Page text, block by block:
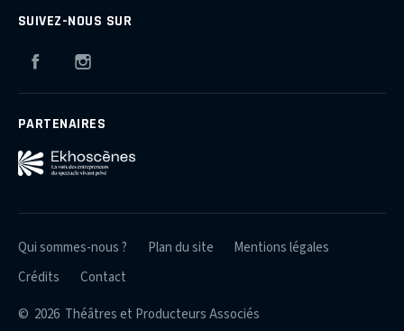
SUIVEZ-NOUS SUR
Facebook
PARTENAIRES
© 2026 Théâtres et Producteurs Associés
Qui sommes-nous ? Plan du site
Mentions légales
Crédits
Contact